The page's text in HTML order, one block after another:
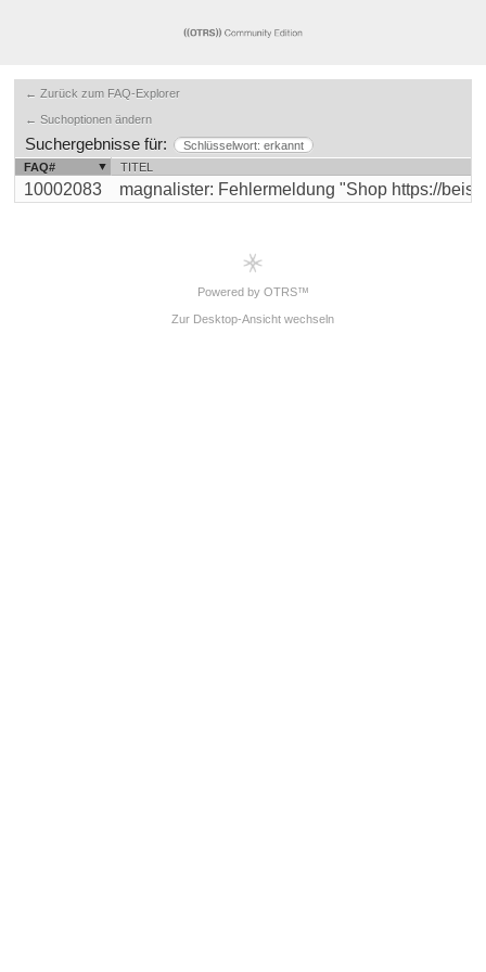
← Zurück zum FAQ-Explorer
← Suchoptionen ändern
Suchergebnisse für:
Schlüsselwort: erkannt
FAQ#
TITEL
10002083 magnalister: Fehlermeldung "Shop https://
Powered by OTRS™
Zur Desktop-Ansicht wechseln